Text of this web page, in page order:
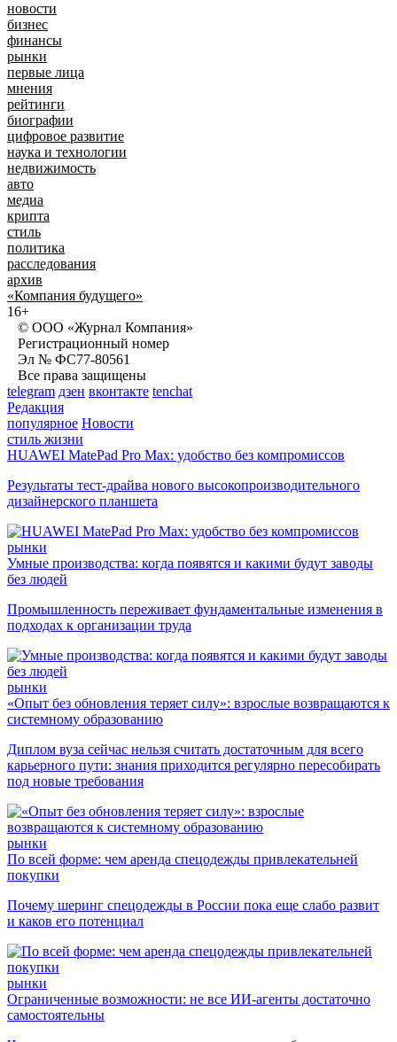
новости
бизнес
финансы
рынки
первые лица
мнения
рейтинги
биографии
цифровое развитие
наука и технологии
недвижимость
авто
медиа
крипта
стиль
политика
расследования
архив
«Компания будущего»
16+
© ООО «Журнал Компания»
Регистрационный номер
Эл № ФС77-80561
Все права защищены
telegram дзен вконтакте tenchat
Редакция
популярное Новости
стиль жизни
HUAWEI MatePad Pro Max: удобство без компромиссов
Результаты тест-драйва нового высокопроизводительного
дизайнерского планшета
рынки
Умные производства: когда появятся и какими будут заводы
без людей
Промышленность переживает фундаментальные изменения в
подходах к организации труда
рынки
«Опыт без обновления теряет силу»: взрослые возвращаются к
системному образованию
Диплом вуза сейчас нельзя считать достаточным для всего
карьерного пути: знания приходится регулярно пересобирать
под новые требования
рынки
По всей форме: чем аренда спецодежды привлекательней
покупки
Почему шеринг спецодежды в России пока еще слабо развит
и каков его потенциал
рынки
Ограниченные возможности: не все ИИ-агенты достаточно
самостоятельны